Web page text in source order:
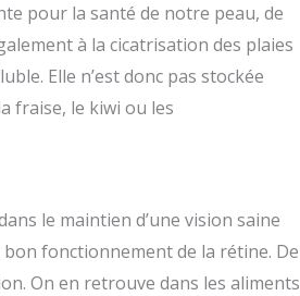
pour la santé de notre peau, de
à la cicatrisation des plaies
Elle n’est donc pas stockée
fraise, le kiwi ou les
le maintien d’une vision saine
fonctionnement de la rétine. De
On en retrouve dans les aliments